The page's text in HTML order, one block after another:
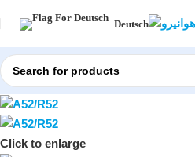
Deutsch
Click to enlarge